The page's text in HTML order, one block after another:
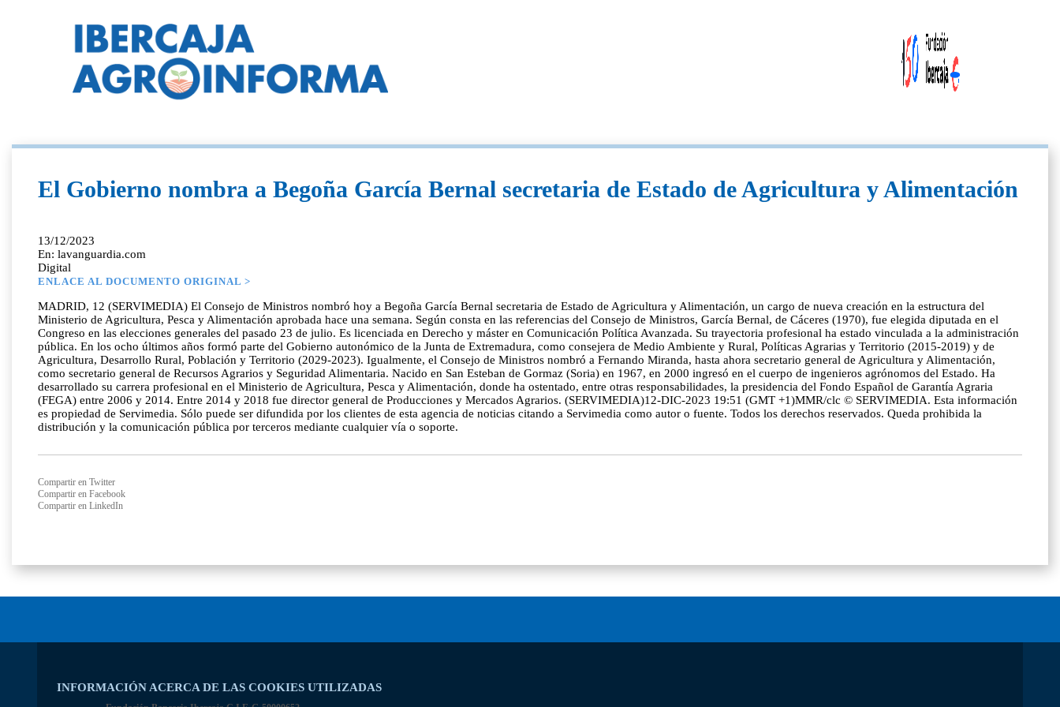
INFORMACIÓN ACERCA DE LAS COOKIES UTILIZADAS
El Gobierno nombra a Begoña García Bernal secretaria de Estado de Agricultura y Alimentación
13/12/2023
En: lavanguardia.com
Digital
ENLACE AL DOCUMENTO ORIGINAL >
MADRID, 12 (SERVIMEDIA) El Consejo de Ministros nombró hoy a Begoña García Bernal secretaria de Estado de Agricultura y Alimentación, un cargo de nueva creación en la estructura del
Ministerio de Agricultura, Pesca y Alimentación aprobada hace una semana. Según consta en las referencias del Consejo de Ministros, García Bernal, de Cáceres (1970), fue elegida diputada en el
Congreso en las elecciones generales del pasado 23 de julio. Es licenciada en Derecho y máster en Comunicación Política Avanzada. Su trayectoria profesional ha estado vinculada a la administración
pública. En los ocho últimos años formó parte del Gobierno autonómico de la Junta de Extremadura, como consejera de Medio Ambiente y Rural, Políticas Agrarias y Territorio (2015-2019) y de
Agricultura, Desarrollo Rural, Población y Territorio (2029-2023). Igualmente, el Consejo de Ministros nombró a Fernando Miranda, hasta ahora secretario general de Agricultura y Alimentación,
como secretario general de Recursos Agrarios y Seguridad Alimentaria. Nacido en San Esteban de Gormaz (Soria) en 1967, en 2000 ingresó en el cuerpo de ingenieros agrónomos del Estado. Ha
desarrollado su carrera profesional en el Ministerio de Agricultura, Pesca y Alimentación, donde ha ostentado, entre otras responsabilidades, la presidencia del Fondo Español de Garantía Agraria
(FEGA) entre 2006 y 2014. Entre 2014 y 2018 fue director general de Producciones y Mercados Agrarios. (SERVIMEDIA)12-DIC-2023 19:51 (GMT +1)MMR/clc © SERVIMEDIA. Esta información
es propiedad de Servimedia. Sólo puede ser difundida por los clientes de esta agencia de noticias citando a Servimedia como autor o fuente. Todos los derechos reservados. Queda prohibida la
distribución y la comunicación pública por terceros mediante cualquier vía o soporte.
Compartir en Twitter
Compartir en Facebook
Compartir en LinkedIn